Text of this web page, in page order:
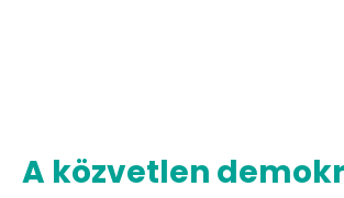
A közvetlen